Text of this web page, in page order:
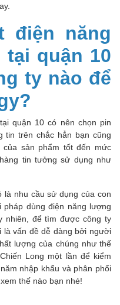
điện năng
quận 10
ty nào để
quận 10 có nên chọn pin
tin trên chắc hẳn bạn cũng
sản phẩm tốt đến mức
tin tưởng sử dụng như
là nhu cầu sử dụng của con
dùng điện năng lượng
nhiên, để tìm được công ty
là vấn đề dễ dàng bởi người
lượng của chúng như thế
Long một lần để kiểm
nhập khẩu và phân phối
thế nào bạn nhé!